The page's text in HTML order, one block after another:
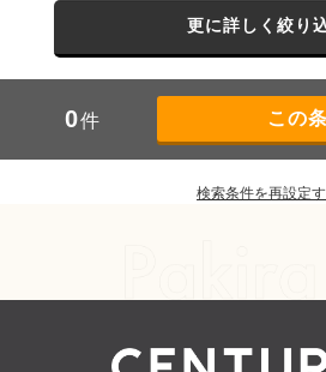
更に詳しく絞り
0件
検索条件を再設定